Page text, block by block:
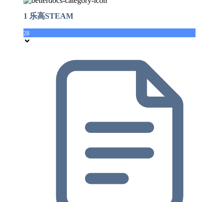
1 乐高STEAM
28